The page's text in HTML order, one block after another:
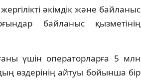
әкімдік және байланыс
байланыс қызметінің
үшін операторларға 5 млн
өздерінің айтуы бойынша бір